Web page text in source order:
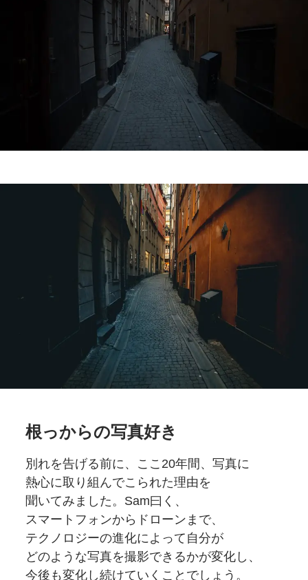
根っからの写真好き
別れを告げる前に、 ここ20年間、写真に
熱心に取り組んでこられた理由を
聞いてみました。 Sam曰く、
スマートフォンから ドローンまで、
テクノロジーの進化によって 自分が
どのような写真を撮影できるかが変化し、
今後も変化し続けていく ことでしょう。